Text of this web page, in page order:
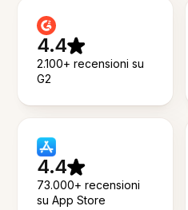
4.4
2.100+ recensioni su
G2
4.4
73.000+ recensioni
su App Store